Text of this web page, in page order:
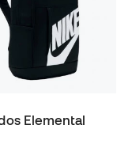
Elemental